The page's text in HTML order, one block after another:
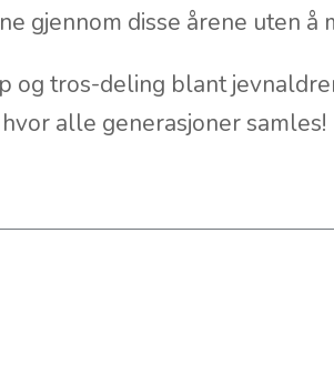
gjennom disse årene uten å
og tros-deling blant
alle generasjoner samles!